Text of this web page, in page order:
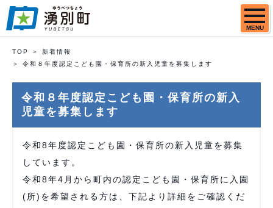
MENU
TOP
新着情報
令和８年度認定こども園・保育所の新入児童を募集します
令和８年度認定こども園・保育所の新入
児童を募集します
令和8年度認定こども園・保育所の新入児童を募集
しています。
令和8年4月から町内の認定こども園・保育所に入園
(所)を希望される方は、下記より詳細をご確認くだ